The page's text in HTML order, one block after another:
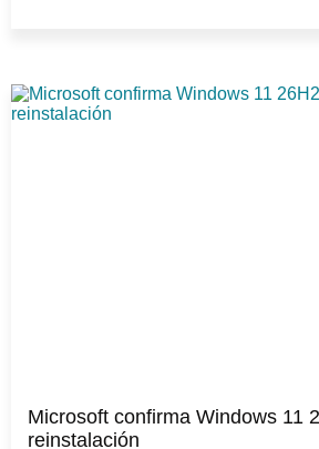
Microsoft confirma Windows 11
reinstalación